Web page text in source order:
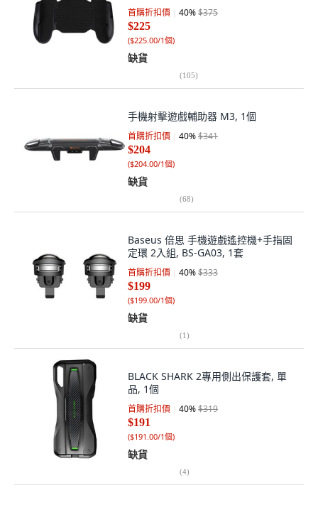
首購折扣價 40%$375
$225
($225.00/1個)
缺貨
(105)
手機射擊遊戲輔助器 M3, 1個
首購折扣價 40%$341
$204
($204.00/1個)
缺貨
(68)
Baseus 倍思 手機遊戲遙控機+手指固
定環 2入組, BS-GA03, 1套
首購折扣價 40%$333
$199
($199.00/1個)
缺貨
(1)
BLACK SHARK 2專用側出保護套, 單
品, 1個
首購折扣價 40%$319
$191
($191.00/1個)
缺貨
(4)